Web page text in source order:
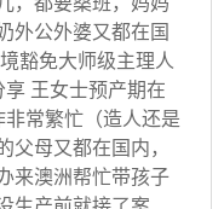
外公外婆又都在国
豁免大师级主理人
王女士预产期在
常繁忙（造人还是
母又都在国内，
来澳洲帮忙带孩子